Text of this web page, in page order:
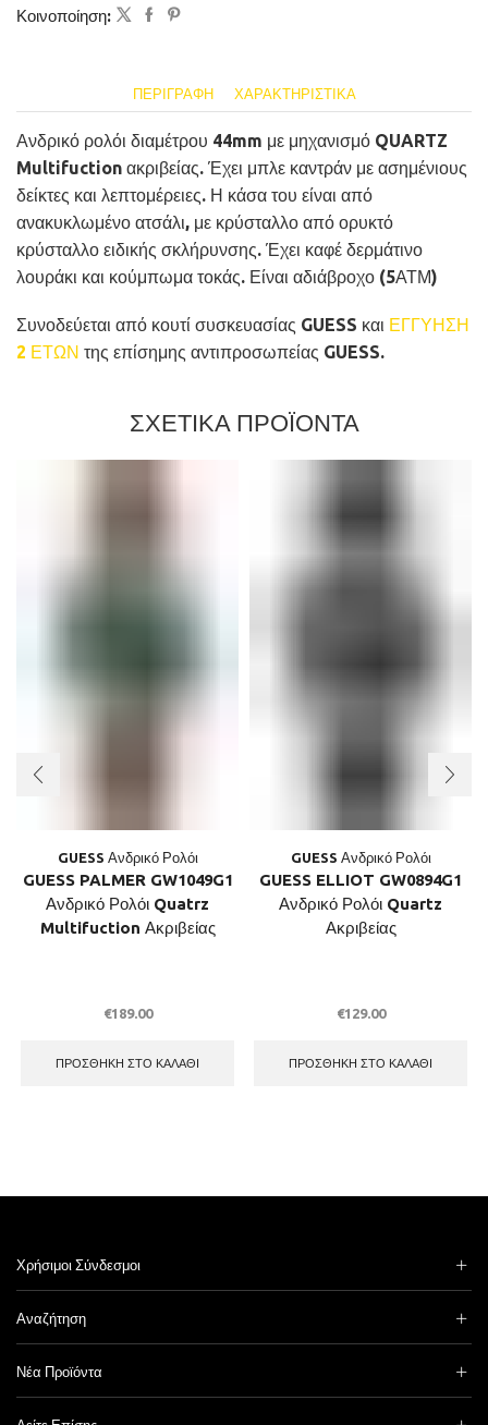
Κοινοποίηση:
ΠΕΡΙΓΡΑΦΉ ΧΑΡΑΚΤΗΡΙΣΤΙΚΆ
Ανδρικό ρολόι διαμέτρου 44mm με μηχανισμό QUARTZ
Multifuction ακριβείας. Έχει μπλε καντράν με ασημένιους
δείκτες και λεπτομέρειες. Η κάσα του είναι από
ανακυκλωμένο ατσάλι, με κρύσταλλο από ορυκτό
κρύσταλλο ειδικής σκλήρυνσης. Έχει καφέ δερμάτινο
λουράκι και κούμπωμα τοκάς. Είναι αδιάβροχο (5ΑΤΜ)
Συνοδεύεται από κουτί συσκευασίας GUESS και ΕΓΓΥΗΣΗ
2 ΕΤΩΝ της επίσημης αντιπροσωπείας GUESS.
ΣΧΕΤΙΚΑ ΠΡΟΪΟΝΤΑ
GUESS Ανδρικό Ρολόι
GUESS PALMER GW1049G1
Ανδρικό Ρολόι Quatrz
Multifuction Ακριβείας
€189.00
ΠΡΟΣΘΉΚΗ ΣΤΟ ΚΑΛΆΘΙ
GUESS Ανδρικό Ρολόι
GUESS ELLIOT GW0894G1
Ανδρικό Ρολόι Quartz
Ακριβείας
€129.00
ΠΡΟΣΘΉΚΗ ΣΤΟ ΚΑΛΆΘΙ
Χρήσιμοι Σύνδεσμοι
Αναζήτηση
Νέα Προϊόντα